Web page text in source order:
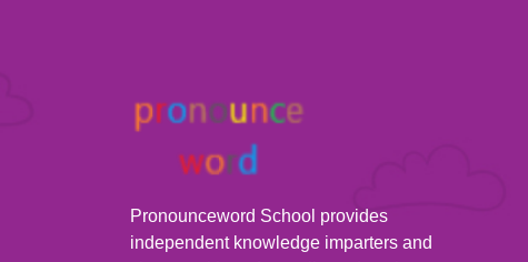
Pronounceword School provides
independent knowledge imparters and